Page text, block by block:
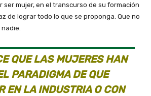
ser mujer, en el transcurso de su formación
de lograr todo lo que se proponga. Que no
QUE LAS MUJERES HAN
PARADIGMA DE QUE
EN LA INDUSTRIA O CON